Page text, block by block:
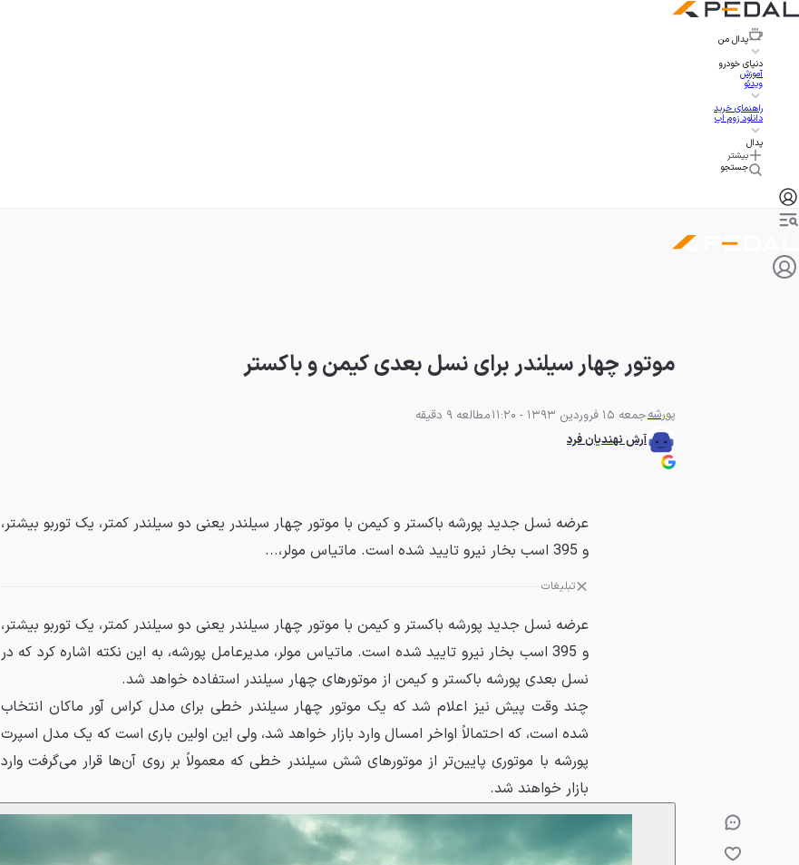
پدال من
دنیای خودرو
آموزش
ویدئو
راهنمای خرید
دانلود زوم اپ
پدال
بیشتر
جستجو
موتور چهار سیلندر برای نسل بعدی کیمن و باکستر
پورشهجمعه 15 فروردین 1393 - 11:20
مطالعه 9 دقیقه
آرش نهندیان فرد
عرضه‌ نسل جدید پورشه باکستر و کیمن با موتور چهار سیلندر یعنی دو سیلندر کمتر، یک توربو بیشتر،
و 395 اسب بخار نیرو تایید شده است. ماتیاس مولر،...
تبلیغات
عرضه‌ نسل جدید پورشه باکستر و کیمن با موتور چهار سیلندر یعنی دو سیلندر کمتر، یک توربو بیشتر،
و 395 اسب بخار نیرو تایید شده است. ماتیاس مولر، مدیرعامل پورشه، به این نکته اشاره کرد که در
نسل بعدی پورشه باکستر و کیمن از موتورهای چهار سیلندر استفاده خواهد شد.
چند وقت پیش نیز اعلام شد که یک موتور چهار سیلندر خطی برای مدل کراس آور ماکان انتخاب
شده است، که احتمالاً اواخر امسال وارد بازار خواهد شد، ولی این اولین باری است که یک مدل اسپرت
پورشه با موتوری پایین‌تر از موتورهای شش سیلندر خطی که معمولاً بر روی آن‌ها قرار می‌گرفت وارد
بازار خواهند شد.